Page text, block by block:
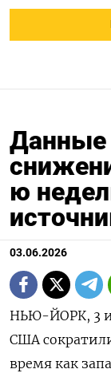
Данные
ю
03.06.2026
НЬЮ-ЙОРК, 3
США
время как